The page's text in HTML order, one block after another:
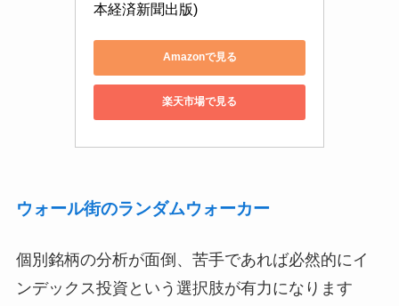
本経済新聞出版)
Amazonで見る
楽天市場で見る
ウォール街のランダムウォーカー
個別銘柄の分析が面倒、苦手であれば必然的にイ
ンデックス投資という選択肢が有力になります